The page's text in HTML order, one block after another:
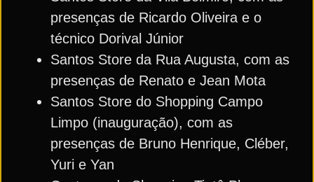
presenças de Ricardo Oliveira e o
técnico Dorival Júnior
Santos Store da Rua Augusta, com as
presenças de Renato e Jean Mota
Santos Store do Shopping Campo
Limpo (inauguração), com as
presenças de Bruno Henrique, Cléber,
Yuri e Yan